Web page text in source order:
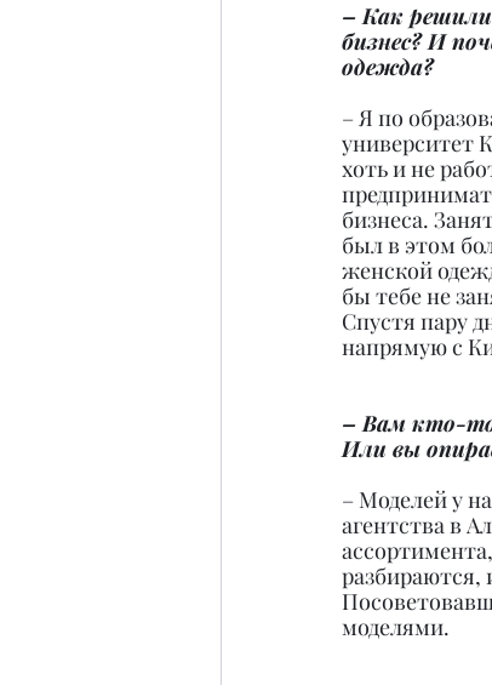
– Как
бизнес? И
одежда?
– Я по
университет
хоть и не
бизнеса.
был в этом
женской
бы тебе не
Спустя пару
напрямую с
– Вам кто-то
Или вы
– Моделей у
агентства в
разбираются,
моделями.